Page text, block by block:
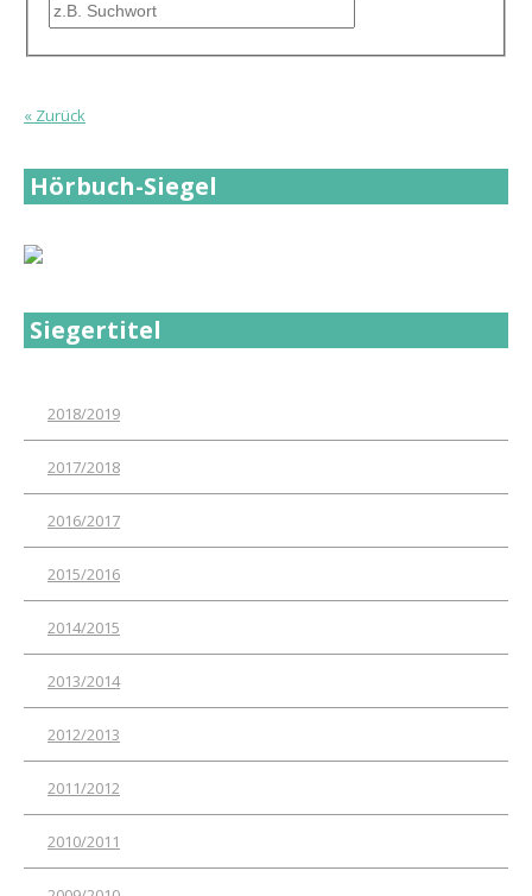
« Zurück
Hörbuch-Siegel
Siegertitel
2018/2019
2017/2018
2016/2017
2015/2016
2014/2015
2013/2014
2012/2013
2011/2012
2010/2011